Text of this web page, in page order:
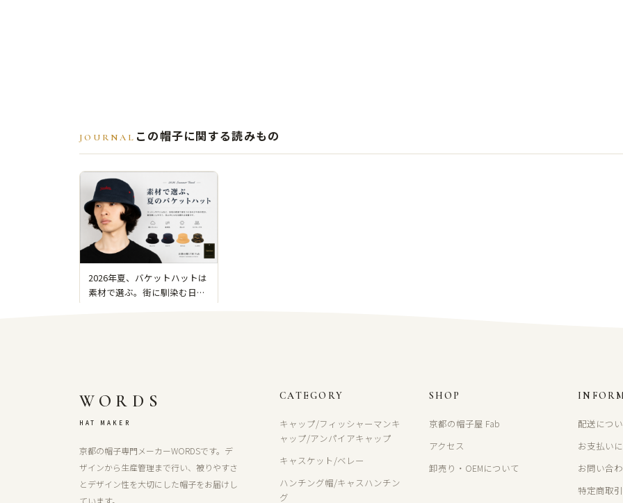
JOURNAL この帽子に関する読みもの
2026年夏、バケットハットは
素材で選ぶ。街に馴染む日よ
WORDS
HAT MAKER
京都の帽子専門メーカーWORDSです。デ
ザインから生産管理まで行い、被りやすさ
とデザイン性を大切にした帽子をお届けし
ています。
CATEGORY
キャップ/フィッシャーマンキ
ャップ/アンパイアキャップ
キャスケット/ベレー
ハンチング帽/キャスハンチン
グ
SHOP
京都の帽子屋 Fab
アクセス
卸売り・OEMについて
配送につ
お支払い
お問い合
特定商取